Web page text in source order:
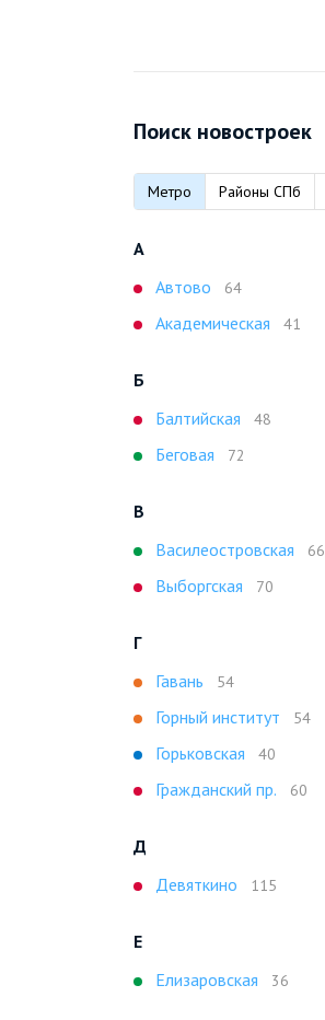
Поиск новостроек
Метро Районы СПб
А
Автово
64
Академическая 41
Б
Балтийская
48
Беговая 72
В
Василеостровская
66
Выборгская 70
Г
Гавань
54
Горный институт 54
Горьковская 40
Гражданский пр. 60
Д
Девяткино
115
Е
Елизаровская
36